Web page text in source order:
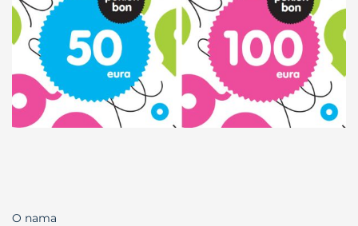
O nama